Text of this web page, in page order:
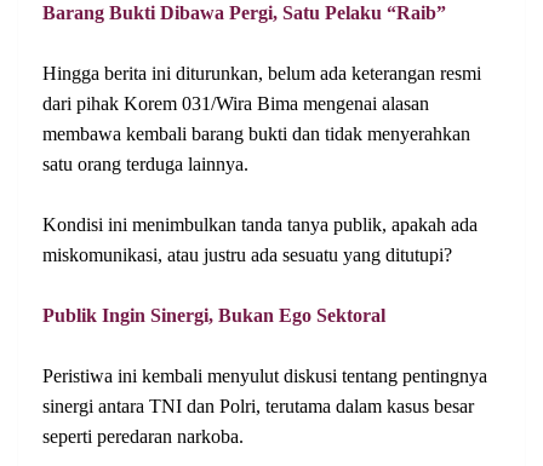
Barang Bukti Dibawa Pergi, Satu Pelaku “Raib”
Hingga berita ini diturunkan, belum ada keterangan resmi
dari pihak Korem 031/Wira Bima mengenai alasan
membawa kembali barang bukti dan tidak menyerahkan
satu orang terduga lainnya.
Kondisi ini menimbulkan tanda tanya publik, apakah ada
miskomunikasi, atau justru ada sesuatu yang ditutupi?
Publik Ingin Sinergi, Bukan Ego Sektoral
Peristiwa ini kembali menyulut diskusi tentang pentingnya
sinergi antara TNI dan Polri, terutama dalam kasus besar
seperti peredaran narkoba.